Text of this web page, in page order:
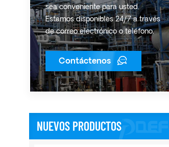
sea conveniente para usted.
Estamos disponibles 24/7 a través
de correo electrónico o teléfono.
Contáctenos
NUEVOS PRODUCTOS